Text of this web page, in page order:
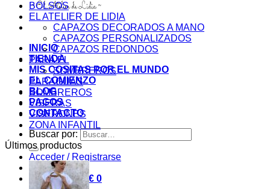
INICIO
TIENDA
MIS COSITAS POR EL MUNDO
EL COMIENZO
BLOG
PAGOS
CONTACTO
Buscar por:
Acceder / Registrarse
Carrito /0,00€ 0
BOLSOS
EL ATELIER DE LIDIA
CAPAZOS DECORADOS A MANO
CAPAZOS PERSONALIZADOS
CAPAZOS REDONDOS
PARA ÉL
SOMBREROS
PARAGUAS
SOMBREROS
VISERAS
VISERONES
ZONA INFANTIL
Últimos productos